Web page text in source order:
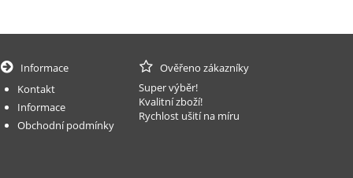
Informace
Kontakt
Informace
Obchodní podmínky
Ověřeno zákazníky
Super výběr!
Kvalitní zboží!
Rychlost ušití na míru